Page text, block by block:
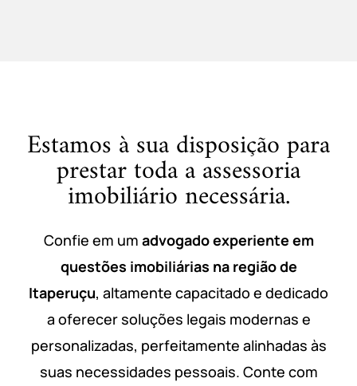
Estamos à sua disposição para
prestar toda a assessoria
imobiliário necessária.
Confie em um advogado experiente em
questões imobiliárias na região de
Itaperuçu, altamente capacitado e dedicado
a oferecer soluções legais modernas e
personalizadas, perfeitamente alinhadas às
suas necessidades pessoais. Conte com